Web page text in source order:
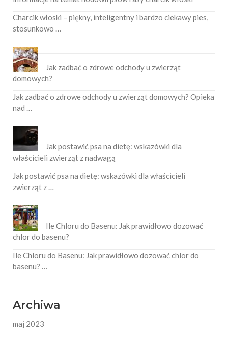
Charcik włoski – piękny, inteligentny i bardzo ciekawy pies,
stosunkowo …
Jak zadbać o zdrowe odchody u zwierząt
domowych?
Jak zadbać o zdrowe odchody u zwierząt domowych? Opieka
nad …
Jak postawić psa na dietę: wskazówki dla
właścicieli zwierząt z nadwagą
Jak postawić psa na dietę: wskazówki dla właścicieli
zwierząt z …
Ile Chloru do Basenu: Jak prawidłowo dozować
chlor do basenu?
Ile Chloru do Basenu: Jak prawidłowo dozować chlor do
basenu? …
Archiwa
maj 2023